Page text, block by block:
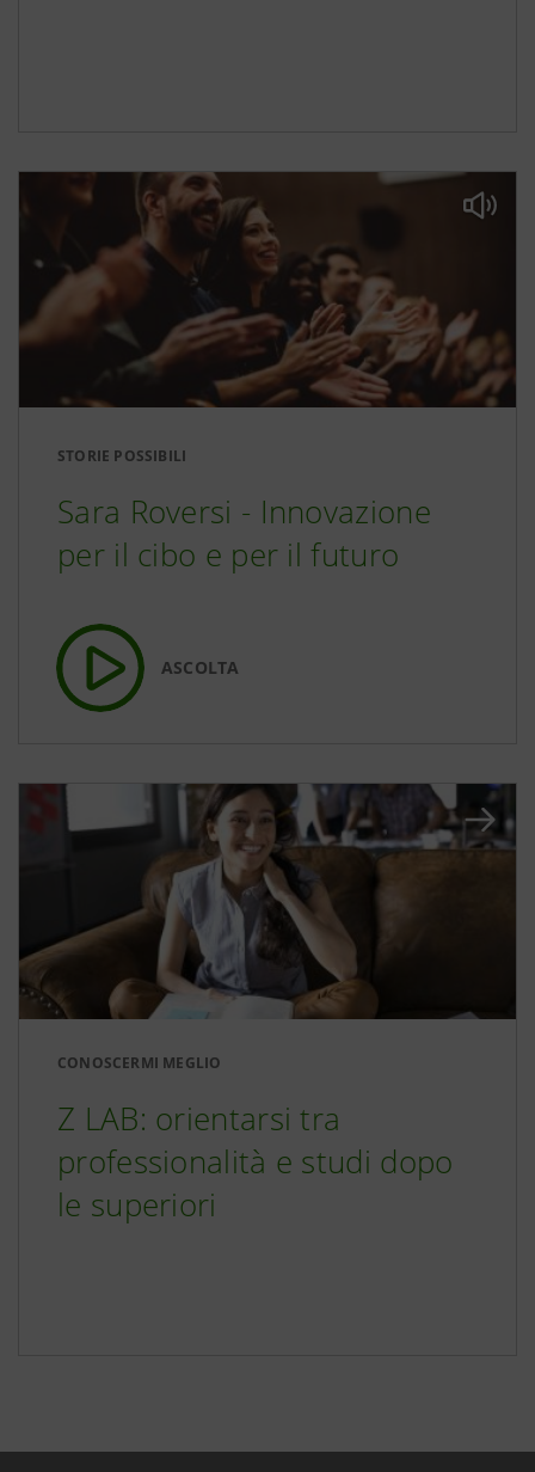
STORIE POSSIBILI
Sara Roversi - Innovazione
per il cibo e per il futuro
ASCOLTA
CONOSCERMI MEGLIO
Z LAB: orientarsi tra
professionalità e studi dopo
le superiori